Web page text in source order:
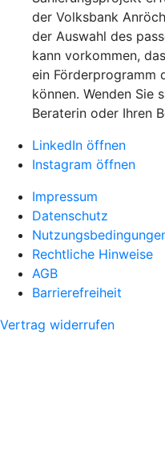
der Volksbank
der Auswahl des
kann vorkommen,
ein Förderprogramm
können. Wenden Sie
Beraterin oder Ihren
LinkedIn öffnen
Instagram öffnen
Impressum
Datenschutz
Rechtliche Hinweise
AGB
Barrierefreiheit
Vertrag widerrufen